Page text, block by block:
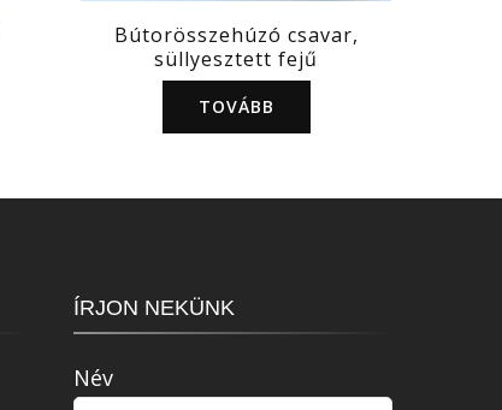
Bútorösszehúzó csavar,
süllyesztett fejű
TOVÁBB
ÍRJON NEKÜNK
Név